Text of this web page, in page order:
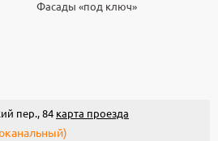
Фасады «под ключ»
пер., 84 карта проезда